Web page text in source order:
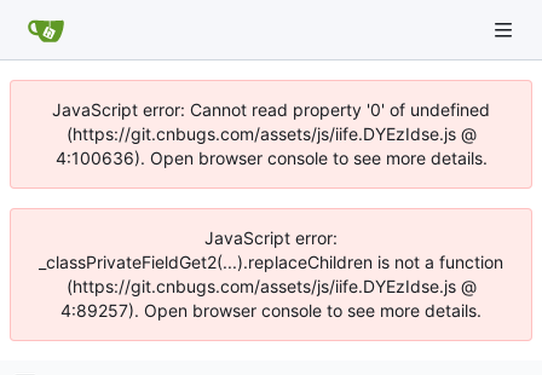
JavaScript error: Cannot read property '0' of undefined
(https://git.cnbugs.com/assets/js/iife.DYEzIdse.js @
4:100636). Open browser console to see more details.
JavaScript error:
_classPrivateFieldGet2(...).replaceChildren is not a function
(https://git.cnbugs.com/assets/js/iife.DYEzIdse.js @
4:89257). Open browser console to see more details.